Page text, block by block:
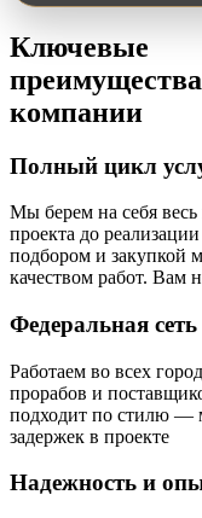
Ключевые
преимущества
компании
Полный цикл
Мы берем на себя
проекта до
подбором и закупкой
качеством работ. Вам
Федеральная сеть
Работаем во всех
прорабов и
подходит по стилю —
задержек в проекте
Надежность и